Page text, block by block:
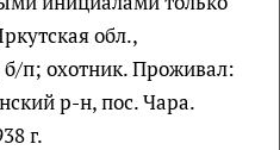
обл.,
п; охотник. Проживал:
р-н, пос. Чара.
г.